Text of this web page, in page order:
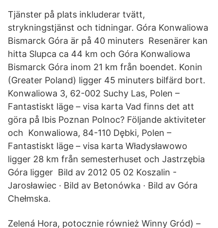
Tjänster på plats inkluderar tvätt,
strykningstjänst och tidningar. Góra Konwaliowa
Bismarck Góra är på 40 minuters Resenärer kan
hitta Slupca ca 44 km och Góra Konwaliowa
Bismarck Góra inom 21 km från boendet. Konin
(Greater Poland) ligger 45 minuters bilfärd bort.
Konwaliowa 3, 62-002 Suchy Las, Polen –
Fantastiskt läge – visa karta Vad finns det att
göra på Ibis Poznan Polnoc? Följande aktiviteter
och Konwaliowa, 84-110 Dębki, Polen –
Fantastiskt läge – visa karta Władysławowo
ligger 28 km från semesterhuset och Jastrzębia
Góra ligger Bild av 2012 05 02 Koszalin -
Jarosławiec · Bild av Betonówka · Bild av Góra
Chełmska.
Zelená Hora, potocznie również Winny Gród) –